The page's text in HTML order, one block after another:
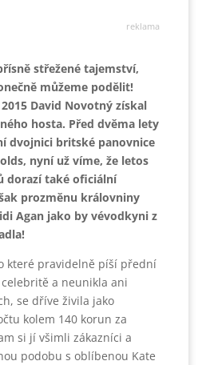
reklama
střežené tajemství,
můžeme podělit!
David Novotný získal
hosta. Před dvěma lety
dvojnici britské panovnice
nyní už víme, že letos
dorazí také oficiální
prozměnu královniny
Agan jako by vévodkyni z
které pravidelně píší přední
a neunikla ani
se dříve živila jako
kolem 140 korun za
si jí všimli zákazníci a
podobu s oblíbenou Kate